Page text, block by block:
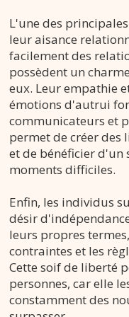
L'une des
leur aisance
facilement des
possèdent un
eux. Leur empathie
émotions d'autrui
communicateurs et
permet de créer des
et de bénéficier d'un
moments difficiles.
Enfin, les individus
désir
leurs propres
contraintes et les
Cette soif de liberté
personnes, car elle
constamment des